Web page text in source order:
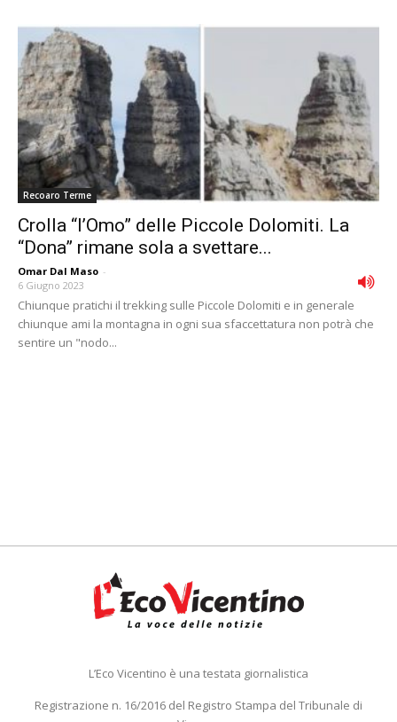
Recoaro Terme
Crolla “l’Omo” delle Piccole Dolomiti. La
“Dona” rimane sola a svettare...
Omar Dal Maso -
6 Giugno 2023
Chiunque pratichi il trekking sulle Piccole Dolomiti e in generale
chiunque ami la montagna in ogni sua sfaccettatura non potrà che
sentire un "nodo...
L’Eco Vicentino è una testata giornalistica
Registrazione n. 16/2016 del Registro Stampa del Tribunale di